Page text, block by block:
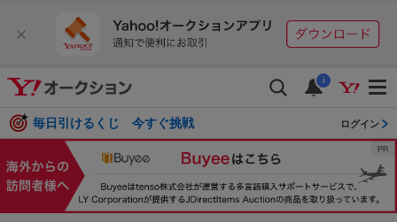
i
毎日引けるくじ 今すぐ挑戦 ログイン